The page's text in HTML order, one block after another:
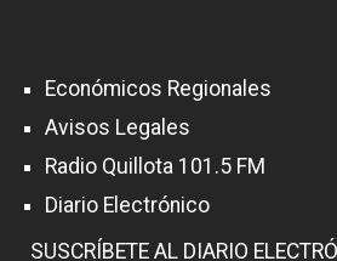
Económicos Regionales
Avisos Legales
Radio Quillota 101.5 FM
Diario Electrónico
SUSCRÍBETE AL DIARIO